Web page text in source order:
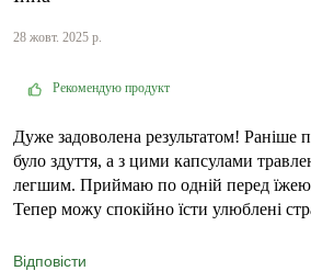
28 жовт. 2025 р.
Рекомендую продукт
Дуже задоволена результатом! Раніше
було здуття, а з цими капсулами
легшим. Приймаю по одній перед
Тепер можу спокійно їсти улюблені
Відповісти